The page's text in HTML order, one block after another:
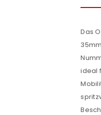
Das
ideal